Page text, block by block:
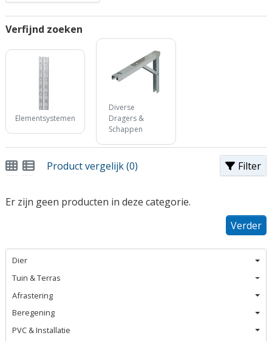
Dier
Tuin & Terras
Afrastering
Beregening
PVC & Installatie
Verfijnd zoeken
Elementsystemen
Diverse
Dragers &
Schappen
Filter
Product vergelijk (0)
Er zijn geen producten in deze categorie.
Verder